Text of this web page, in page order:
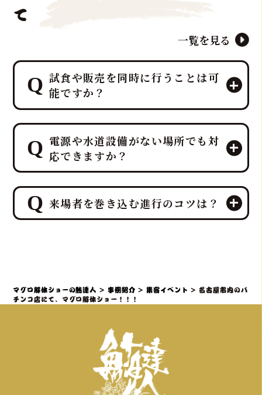
て
一覧を見る
試食や販売を同時に行うことは可
能ですか？
エンターテイメントとして楽しんでい
ただいた後、その場で最高の贅沢を味
わう「試食」と、イベント後の楽しみ
を提供する「販売」を同時に行うこと
が可能です。
特に集客イベントや法人宴会では、こ
の「試食＆販売」の組み合わせが、イ
電源や水道設備がない場所でも対
応できますか？
ご安心ください。出張ケータリング日
本一、ケータリング部門実績No.1を誇
るプロ集団である鮪達人は、電源や水
の実施実績があります。
来場者を巻き込む進行のコツは？
グロ解体ショーを全員参加型のエンタ
ーテイメントとして昇華させるプロの
グ＆サプライズ入場」で期待感を高
め、「共同作業と写真映え」で誰もが
主役になり、「ライブで食す」最高の
カタルシスを提供することがです。
マグロ解体ショーの鮪達人 > 事例紹介 >集客イベント >名古屋市内のパ
チンコ店にて、マグロ解体ショー！！！